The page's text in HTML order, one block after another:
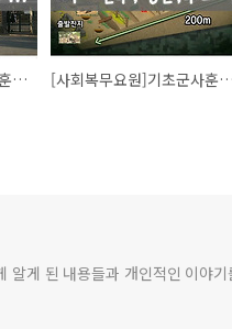
[사회복무요원]기초군사훈련 마지막 이야기 [사회복무요원]기초군사훈련 네번째 이야기
게 된 내용들과 개인적인 이야기